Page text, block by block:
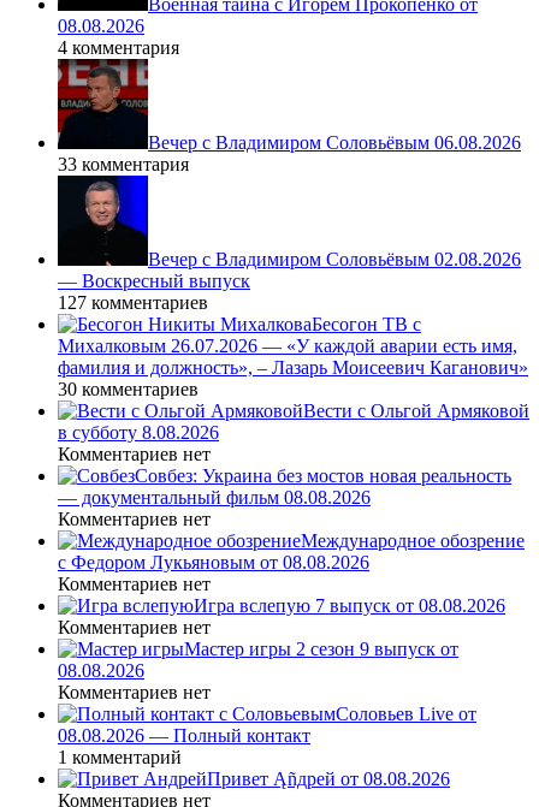
Военная тайна с Игорем Прокопенко от
08.08.2026
4 комментария
Вечер с Владимиром Соловьёвым 06.08.2026
33 комментария
Вечер с Владимиром Соловьёвым 02.08.2026
— Воскресный выпуск
127 комментариев
Бесогон ТВ с
Михалковым 26.07.2026 — «У каждой аварии есть имя,
фамилия и должность», – Лазарь Моисеевич Каганович»
30 комментариев
Вести с Ольгой Армяковой
в субботу 8.08.2026
Комментариев нет
Совбез: Украина без мостов новая реальность
— документальный фильм 08.08.2026
Комментариев нет
Международное обозрение
с Федором Лукьяновым от 08.08.2026
Комментариев нет
Игра вслепую 7 выпуск от 08.08.2026
Комментариев нет
Мастер игры 2 сезон 9 выпуск от
08.08.2026
Комментариев нет
Соловьев Live от
08.08.2026 — Полный контакт
1 комментарий
Привет Ąñдpей от 08.08.2026
Комментариев нет